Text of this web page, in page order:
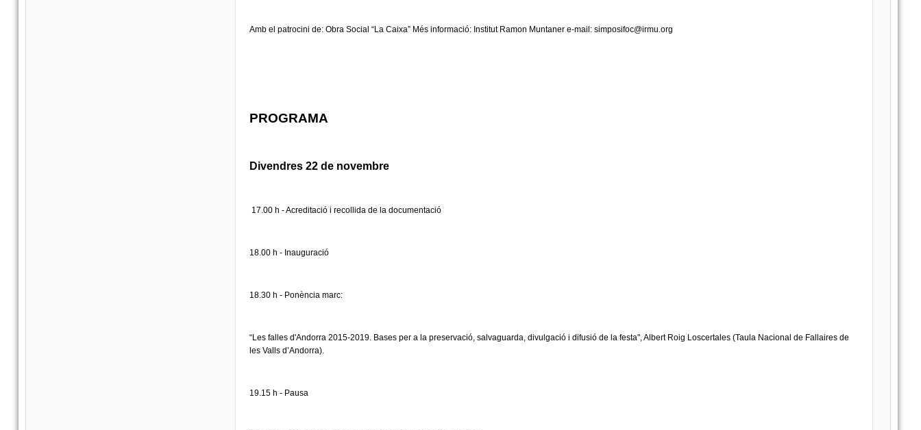
Amb el patrocini de: Obra Social “La Caixa” Més informació: Institut Ramon Muntaner e-mail: simposifoc@irmu.org
PROGRAMA
Divendres 22 de novembre
17.00 h - Acreditació i recollida de la documentació
18.00 h - Inauguració
18.30 h - Ponència marc:
“Les falles d'Andorra 2015-2019. Bases per a la preservació, salvaguarda, divulgació i difusió de la festa", Albert Roig Loscertales (Taula Nacional de Fallaires de
les Valls d’Andorra).
19.15 h - Pausa